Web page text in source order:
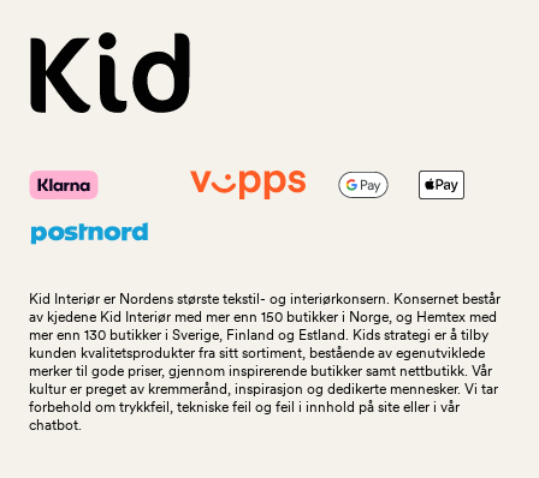
Kid Interiør er Nordens største tekstil- og interiørkonsern. Konsernet består
av kjedene Kid Interiør med mer enn 150 butikker i Norge, og Hemtex med
mer enn 130 butikker i Sverige, Finland og Estland. Kids strategi er å tilby
kunden kvalitetsprodukter fra sitt sortiment, bestående av egenutviklede
merker til gode priser, gjennom inspirerende butikker samt nettbutikk. Vår
kultur er preget av kremmerånd, inspirasjon og dedikerte mennesker. Vi tar
forbehold om trykkfeil, tekniske feil og feil i innhold på site eller i vår
chatbot.